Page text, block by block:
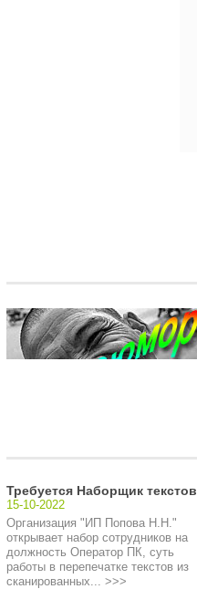
Требуется Наборщик текстов
15-10-2022
Организация "ИП Попова Н.Н."
открывает набор сотрудников на
должность Оператор ПК, суть
работы в перепечатке текстов из
сканированных... >>>